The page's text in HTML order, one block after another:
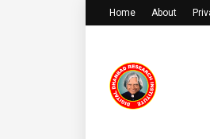
Home About